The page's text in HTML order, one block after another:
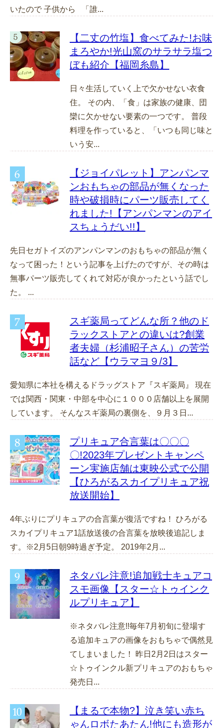
いたので 子供から 「誰...
【二丈の竹塩】食べてみた!お味
まろやか!光山窯のサラサラ塩つ
ぼも紹介【福岡糸島】
日々生活していく上で欠かせない衣食
住。 その内、「食」は家族の健康、団
欒に欠かせない要素の一つです。 普段
料理を作っていると、「いつも同じ味と
いう安...
【ジョイパレット】アンパンマ
ンおもちゃの部品が無くなった
時や破損時にパーツ販売してく
れました!【アンパンマンのアイ
スちょうだい!!】
先日セガトイズのアンパンマンのおもちゃの部品が無く
なって困った！という記事を上げたのですが、その時は
無事パーツ販売してくれて対応が良かったという話でし
た。 ...
スギ薬局ってどんな所？他のド
ラックストアとの違いは?創業
者夫婦（杉浦昭子さん）の苦労
話など【ウラマヨ９/3】
愛知県に本社を構えるドラッグストア『スギ薬局』 現在
では関西・関東・中部を中心に１０００店舗以上を展開
しています。 そんなスギ薬局の裏側を、９月３日...
プリキュア合言葉は〇〇〇
〇!2023年プレゼントキャンペ
ーン実施店舗は東映公式で公開
【ひろがるスカイプリキュア祝
放送開始】
4年ぶりにプリキュアの合言葉が復活ですね！ ひろがる
スカイプリキュア1話放送後の合言葉を放映後追記しま
す。※2月5日朝9時過ぎ予定。 2019年2月...
ネタバレ注意!追加戦士キュアコ
スモ画像【スター☆トゥインク
ルプリキュア】
※ネタバレ注意!!毎年7月初旬に登場す
る追加キュアの画像をおもちゃで偶然見
てしまいました！ 昨日2月2日はスター
☆トゥインクル新プリキュアのおもちゃ
発売日...
【まるで本物?】泣き笑い赤ち
ゃんロボたあたん!他にも造形が